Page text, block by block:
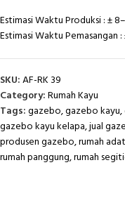
Estimasi Waktu Produksi : ±
Estimasi Waktu Pemasangan :
SKU:AF-RK 39
Category:Rumah Kayu
Tags:gazebo,gazebo kayu,
gazebo kayu kelapa,jual
produsen gazebo,rumah adat
rumah panggung,rumah